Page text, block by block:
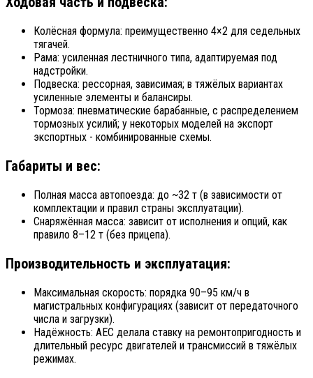
Колёсная формула: преимущественно 4×2 для седельных
тягачей.
Рама: усиленная лестничного типа, адаптируемая под
надстройки.
Подвеска: рессорная, зависимая; в тяжёлых вариантах
усиленные элементы и балансиры.
Тормоза: пневматические барабанные, с распределением
тормозных усилий; у некоторых моделей на экспорт
экспортных - комбинированные схемы.
Габариты и вес:
Полная масса автопоезда: до ~32 т (в зависимости от
комплектации и правил страны эксплуатации).
Снаряжённая масса: зависит от исполнения и опций, как
правило 8–12 т (без прицепа).
Производительность и эксплуатация:
Максимальная скорость: порядка 90–95 км/ч в
магистральных конфигурациях (зависит от передаточного
числа и загрузки).
Надёжность: AEC делала ставку на ремонтопригодность и
длительный ресурс двигателей и трансмиссий в тяжёлых
режимах.